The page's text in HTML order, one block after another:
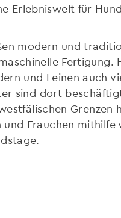
Erlebniswelt für
modern und
Fertigung.
und Leinen auch
sind dort
Grenzen
Frauchen mithilfe